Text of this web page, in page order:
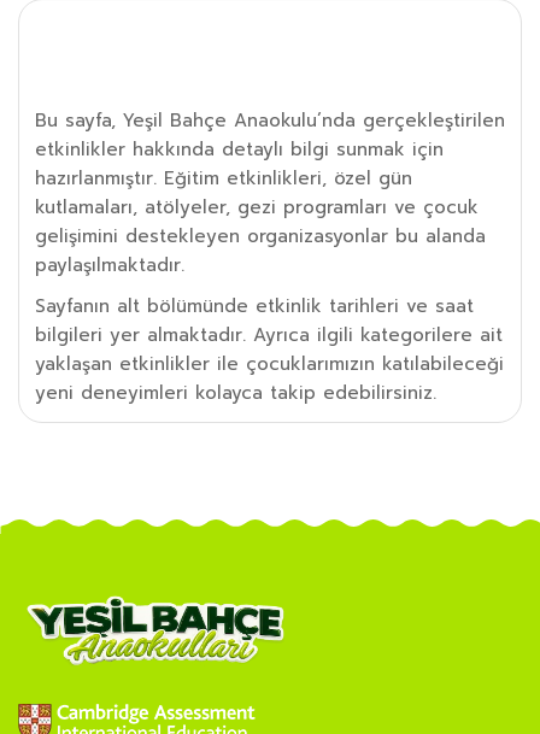
Bu sayfa, Yeşil Bahçe Anaokulu’nda gerçekleştirilen
etkinlikler hakkında detaylı bilgi sunmak için
hazırlanmıştır. Eğitim etkinlikleri, özel gün
kutlamaları, atölyeler, gezi programları ve çocuk
gelişimini destekleyen organizasyonlar bu alanda
paylaşılmaktadır.
Sayfanın alt bölümünde etkinlik tarihleri ve saat
bilgileri yer almaktadır. Ayrıca ilgili kategorilere ait
yaklaşan etkinlikler ile çocuklarımızın katılabileceği
yeni deneyimleri kolayca takip edebilirsiniz.